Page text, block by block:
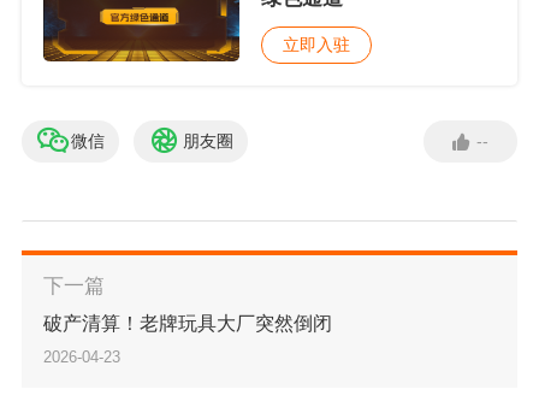
立即入驻
微信 朋友圈 --
下一篇
破产清算！老牌玩具大厂突然倒闭
2026-04-23